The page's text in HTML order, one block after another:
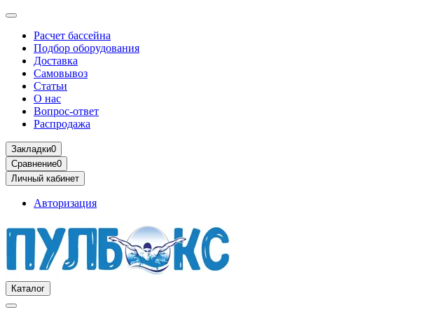
Расчет бассейна
Подбор оборудования
Доставка
Самовывоз
Статьи
О нас
Вопрос-ответ
Распродажа
Закладки0
Сравнение0
Личный кабинет
Авторизация
Каталог